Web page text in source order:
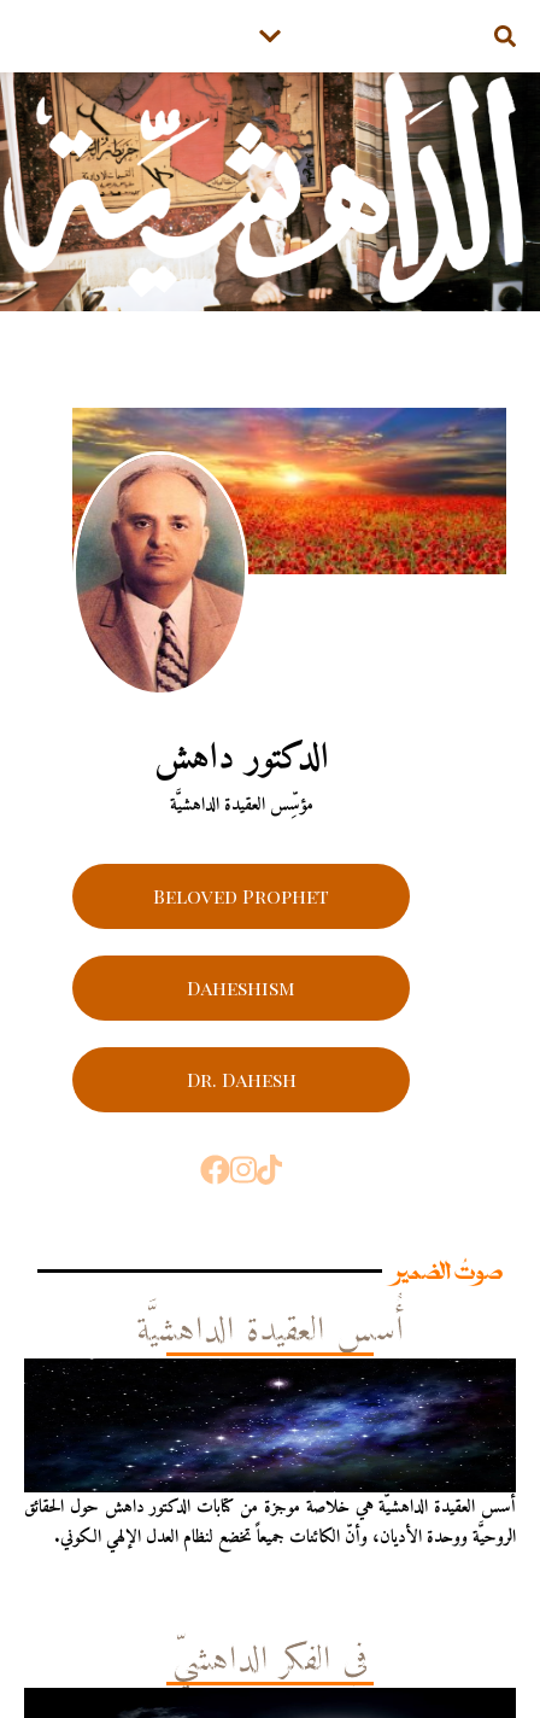
الدكتور داهش
مؤسِّس العقيدة الداهشيَّة
Beloved Prophet
Daheshism
Dr. Dahesh
صوتُ الضمير
أُسس العقيدة الداهشيَّة
أُسس العقيدة الداهشيّة هي خلاصة موجزة من كتابات الدكتور داهش حول الحقائق
الروحيَّة ووحدة الأديان، وأنّ الكائنات جميعاً تخضع لنظام العدل الإلهي الكوني.
في الفكر الداهشيّ